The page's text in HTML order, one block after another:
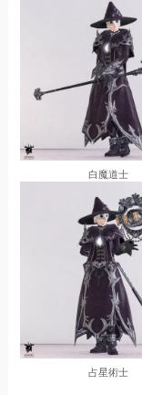
白魔道士
占星術士